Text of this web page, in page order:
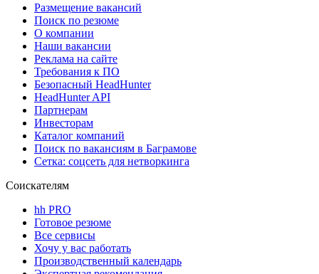
Размещение вакансий
Поиск по резюме
О компании
Наши вакансии
Реклама на сайте
Требования к ПО
Безопасный HeadHunter
HeadHunter API
Партнерам
Инвесторам
Каталог компаний
Поиск по вакансиям в Баграмове
Сетка: соцсеть для нетворкинга
Соискателям
hh PRO
Готовое резюме
Все сервисы
Хочу у вас работать
Производственный календарь